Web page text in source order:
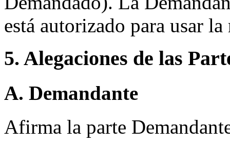
está autorizado para usar
5. Alegaciones de las
A. Demandante
Afirma la parte